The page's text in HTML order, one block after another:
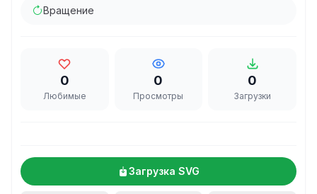
Вращение
0
Любимые
0
Просмотры
0
Загрузки
Загрузка SVG